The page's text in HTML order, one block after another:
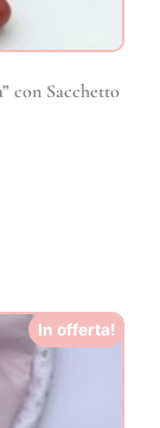
con Sacchetto
In offerta!